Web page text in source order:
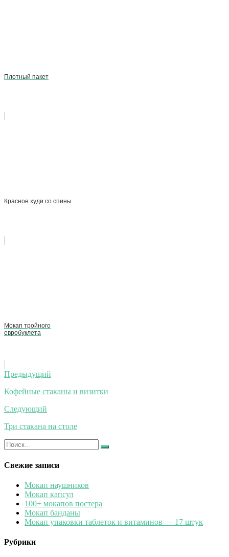
Плотный пакет
Красное худи со спины
Мокап тройного
евробуклета
Навигация
по
записям
Предыдущий
Кофейные стаканы и визитки
Следующий
Три стакана на столе
Искать:
Найти
Свежие записи
Мокап наушников
Мокап капсул
100+ мокапов постера
Мокап банданы
Мокап упаковки таблеток и витаминов — 17 штук
Рубрики